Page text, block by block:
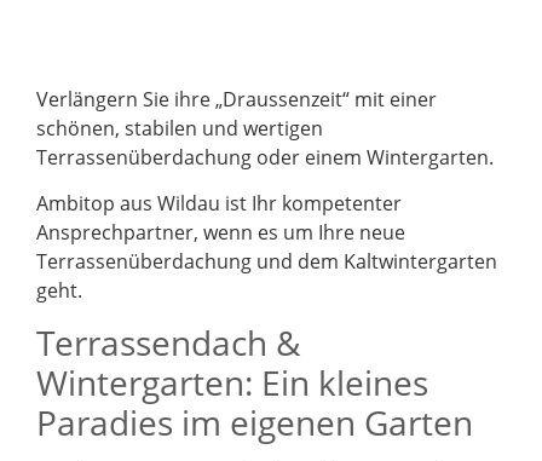
Verlängern Sie ihre „Draussenzeit“ mit einer
schönen, stabilen und wertigen
Terrassenüberdachung oder einem Wintergarten.
Ambitop aus Wildau ist Ihr kompetenter
Ansprechpartner, wenn es um Ihre neue
Terrassenüberdachung und dem Kaltwintergarten
geht.
Terrassendach &
Wintergarten: Ein kleines
Paradies im eigenen Garten